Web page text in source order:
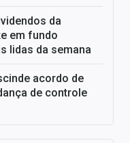
da
em fundo
lidas da semana
acordo de
de controle